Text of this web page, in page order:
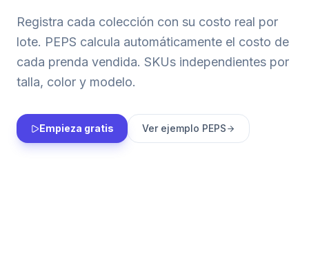
Registra cada colección con su costo real por
lote. PEPS calcula automáticamente el costo de
cada prenda vendida. SKUs independientes por
talla, color y modelo.
Empieza gratis Ver ejemplo PEPS